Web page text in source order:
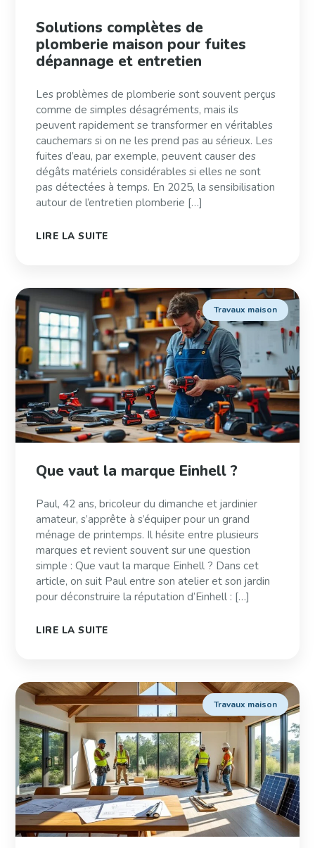
Solutions complètes de
plomberie maison pour fuites
dépannage et entretien
Les problèmes de plomberie sont souvent perçus
comme de simples désagréments, mais ils
peuvent rapidement se transformer en véritables
cauchemars si on ne les prend pas au sérieux. Les
fuites d’eau, par exemple, peuvent causer des
dégâts matériels considérables si elles ne sont
pas détectées à temps. En 2025, la sensibilisation
autour de l’entretien plomberie […]
LIRE LA SUITE
Travaux maison
Que vaut la marque Einhell ?
Paul, 42 ans, bricoleur du dimanche et jardinier
amateur, s’apprête à s’équiper pour un grand
ménage de printemps. Il hésite entre plusieurs
marques et revient souvent sur une question
simple : Que vaut la marque Einhell ? Dans cet
article, on suit Paul entre son atelier et son jardin
pour déconstruire la réputation d’Einhell : […]
LIRE LA SUITE
Travaux maison